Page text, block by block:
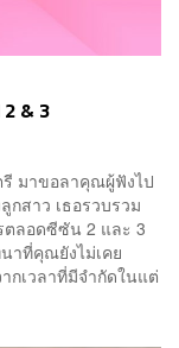
2 & 3
รี มาขอลาคุณผู้ฟังไป
สาว เธอรวบรวม
ตลอดซีซัน 2 และ 3
าที่คุณยังไม่เคย
กเวลาที่มีจำกัดในแต่